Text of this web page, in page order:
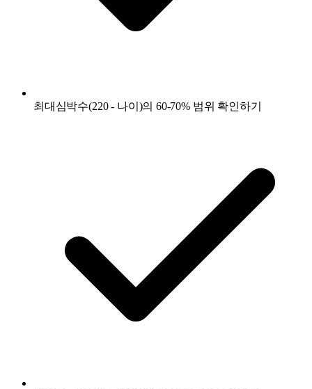
최대심박수(220 - 나이)의 60-70% 범위 확인하기